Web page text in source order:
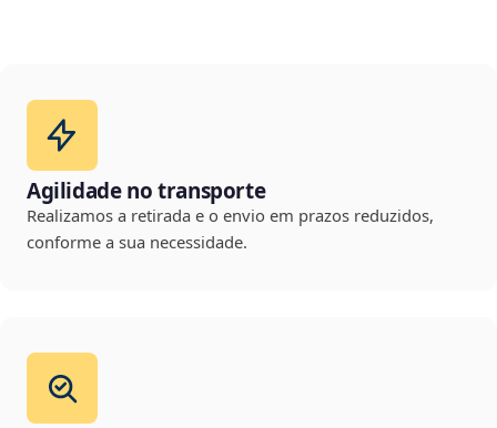
Agilidade no transporte
Realizamos a retirada e o envio em prazos reduzidos,
conforme a sua necessidade.